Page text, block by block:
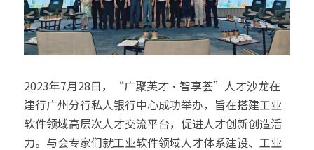
2023年7月28日，“广聚英才·智享荟”人才沙龙在
建行广州分行私人银行中心成功举办，旨在搭建工业
软件领域高层次人才交流平台，促进人才创新创造活
力。与会专家们就工业软件领域人才体系建设、工业